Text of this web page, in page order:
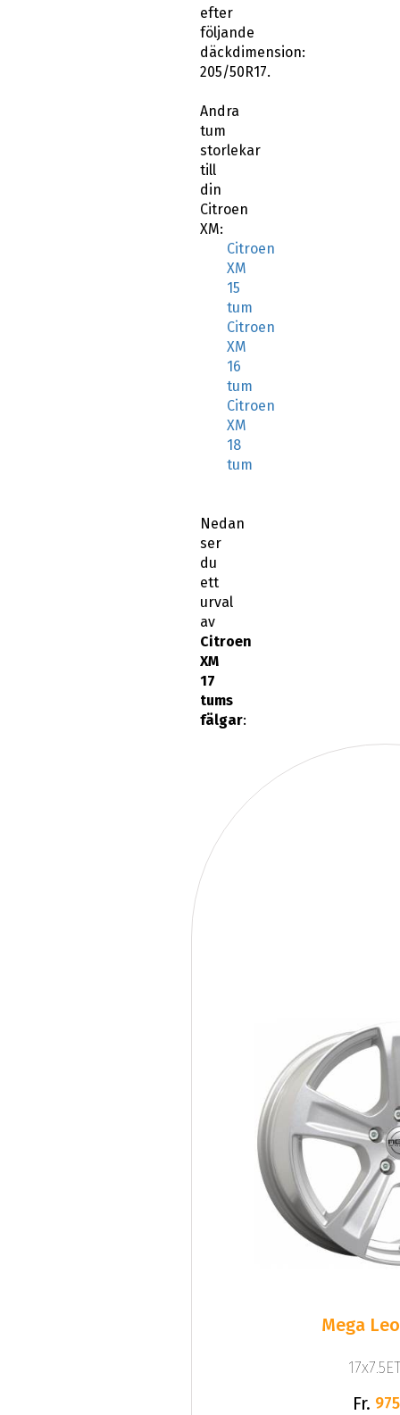
efter
följande
däckdimension:
205/50R17.
Andra
tum
storlekar
till
din
Citroen
XM:
Citroen
XM
15
tum
Citroen
XM
16
tum
Citroen
XM
18
tum
Nedan
ser
du
ett
urval
av
Citroen
XM
17
tums
fälgar:
Mega
Fr.